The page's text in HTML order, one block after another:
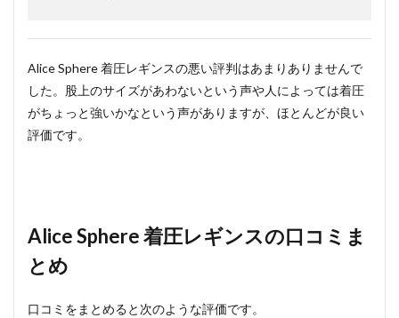
Alice Sphere 着圧レギンスの悪い評判はあまりありませんで
した。股上のサイズがあわないという声や人によっては着圧
がちょっと強いかなという声がありますが、ほとんどが良い
評価です。
Alice Sphere 着圧レギンスの口コミま
とめ
口コミをまとめると次のような評価です。